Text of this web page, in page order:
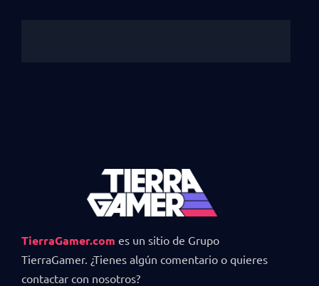
TierraGamer.com es un sitio de Grupo
TierraGamer. ¿Tienes algún comentario o quieres
contactar con nosotros?